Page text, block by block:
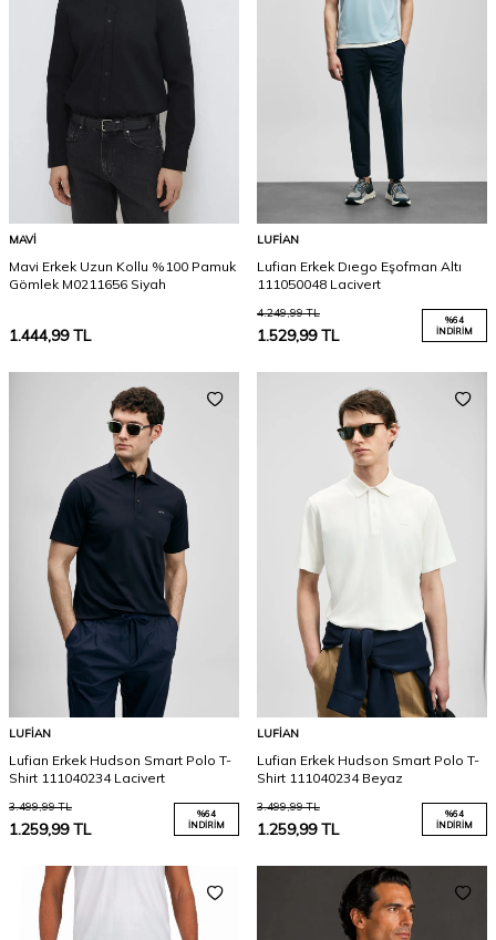
MAVI
Mavi Erkek Uzun Kollu %100 Pamuk
Gömlek M0211656 Siyah
1.444,99TL
LUFIAN
Lufian Erkek Dıego Eşofman Altı
111050048 Lacivert
4.249,99TL
1.529,99TL
%64
İNDIRIM
LUFIAN
Lufian Erkek Hudson Smart Polo T-
Shirt 111040234 Lacivert
3.499,99TL
1.259,99TL
%64
İNDIRIM
LUFIAN
Lufian Erkek Hudson Smart Polo T-
Shirt 111040234 Beyaz
3.499,99TL
1.259,99TL
%64
İNDIRIM